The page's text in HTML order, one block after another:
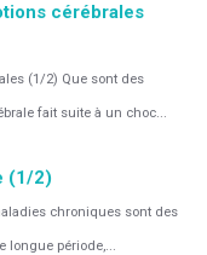
cérébrales
(1/2) Que sont des
fait suite à un choc...
(1/2)
chroniques sont des
longue période,...